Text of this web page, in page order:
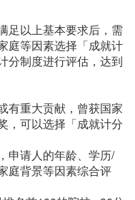
足以上基本要求后，需
庭等因素选择「成就计
分制度进行评估，达到
有重大贡献，曾获国家
，可以选择「成就计分
申请人的年龄、学历/
庭背景等因素综合评